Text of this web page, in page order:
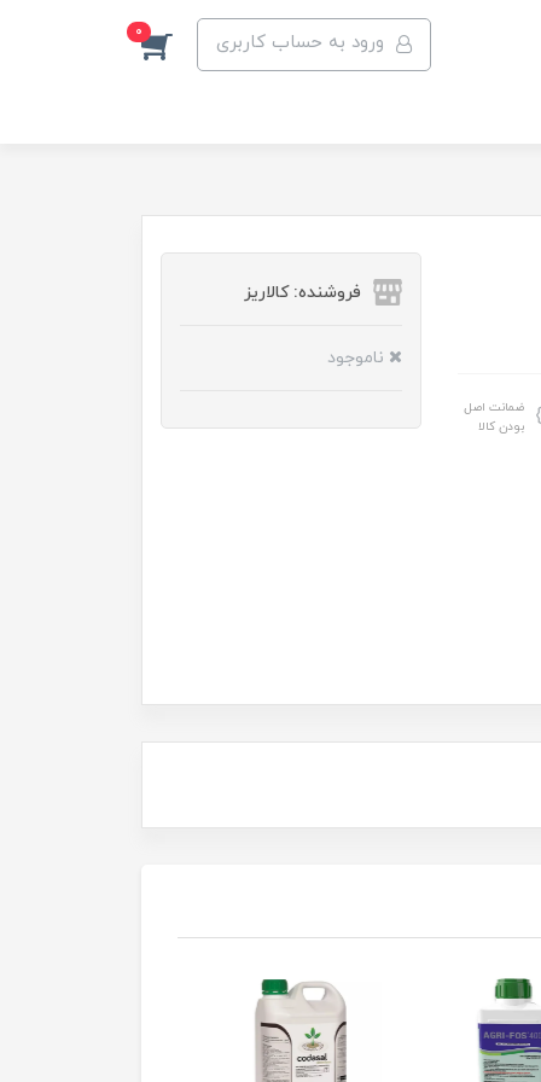
ورود به حساب کاربری 0
ضمانت اصل
بودن کالا
فروشنده: کالاریز
ناموجود